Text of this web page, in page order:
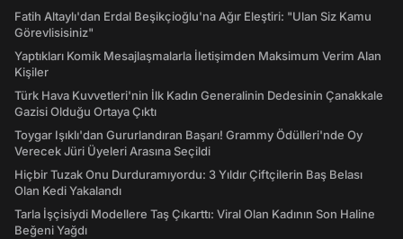
Fatih Altaylı'dan Erdal Beşikçioğlu'na Ağır Eleştiri: "Ulan Siz Kamu
Görevlisisiniz"
Yaptıkları Komik Mesajlaşmalarla İletişimden Maksimum Verim Alan
Kişiler
Türk Hava Kuvvetleri'nin İlk Kadın Generalinin Dedesinin Çanakkale
Gazisi Olduğu Ortaya Çıktı
Toygar Işıklı'dan Gururlandıran Başarı! Grammy Ödülleri'nde Oy
Verecek Jüri Üyeleri Arasına Seçildi
Hiçbir Tuzak Onu Durduramıyordu: 3 Yıldır Çiftçilerin Baş Belası
Olan Kedi Yakalandı
Tarla İşçisiydi Modellere Taş Çıkarttı: Viral Olan Kadının Son Haline
Beğeni Yağdı